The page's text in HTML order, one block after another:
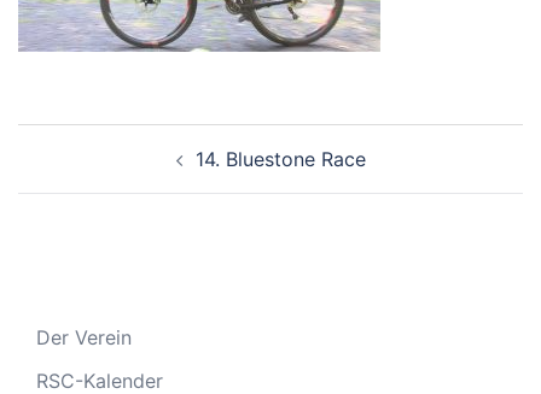
14. Bluestone Race
Der Verein
RSC-Kalender